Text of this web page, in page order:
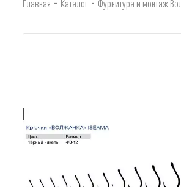
Главная - Каталог - Фурнитура и монтаж